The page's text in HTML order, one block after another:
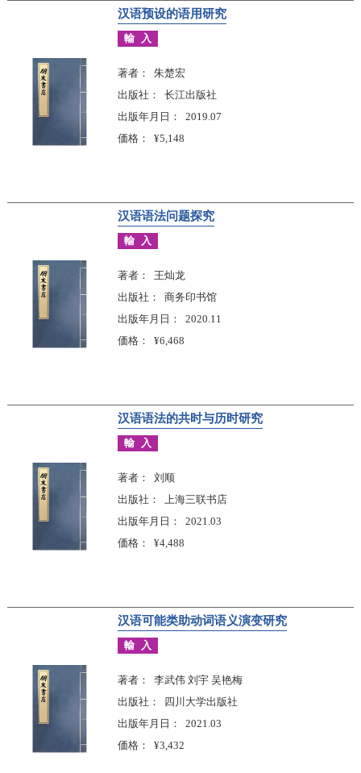
汉语预设的语用研究
輸入
著者
朱楚宏
出版社
长江出版社
出版年月日
2019.07
価格
¥5,148
汉语语法问题探究
輸入
著者
王灿龙
出版社
商务印书馆
出版年月日
2020.11
価格
¥6,468
汉语语法的共时与历时研究
輸入
著者
刘顺
出版社
上海三联书店
出版年月日
2021.03
価格
¥4,488
汉语可能类助动词语义演变研究
輸入
著者
李武伟 刘宇 吴艳梅
出版社
四川大学出版社
出版年月日
2021.03
価格
¥3,432